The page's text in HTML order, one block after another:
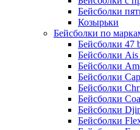
Бейсболки
Козырьки
Бейсболки по
Бейсболки 47
Бейсболки
Бейсболки
Бейсболки
Бейсболки
Бейсболки
Бейсболки
Бейсболки